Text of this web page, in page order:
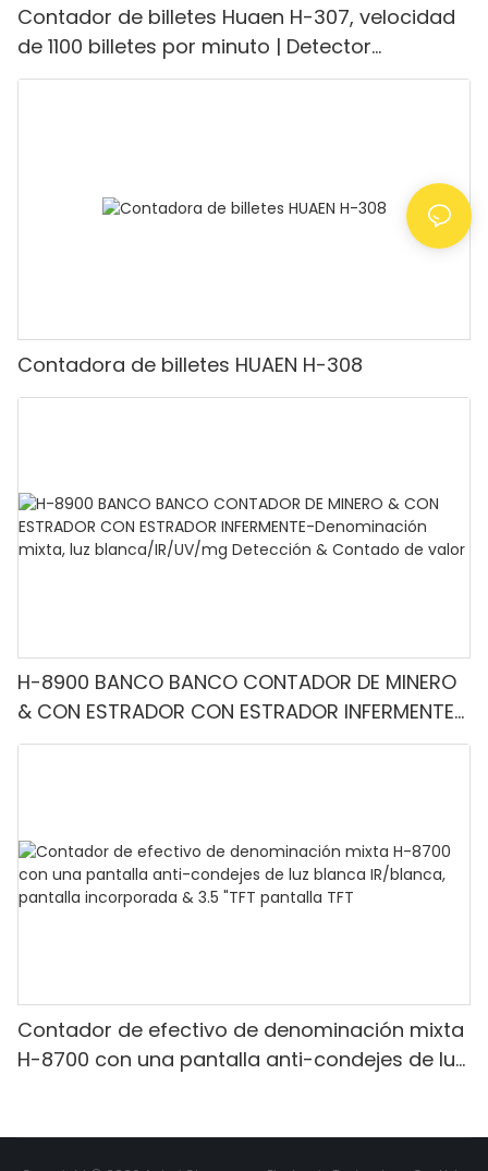
Contador de billetes Huaen H-307, velocidad
de 1100 billetes por minuto | Detector
UV/magnético/infrarrojo/falsificación,
Contadora de billetes HUAEN H-308
H-8900 BANCO BANCO CONTADOR DE MINERO
& CON ESTRADOR CON ESTRADOR INFERMENTE-
Denominación mixta, luz blanca/IR/UV/mg
Contador de efectivo de denominación mixta
H-8700 con una pantalla anti-condejes de luz